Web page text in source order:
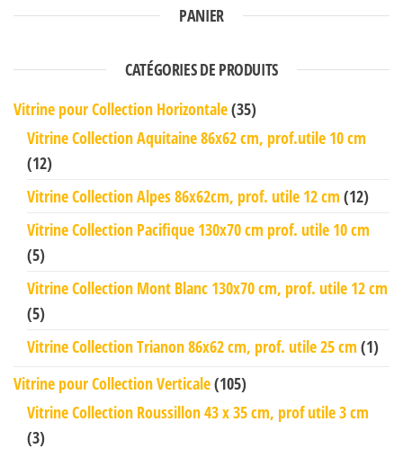
PANIER
CATÉGORIES DE PRODUITS
Vitrine pour Collection Horizontale(35)
Vitrine Collection Aquitaine 86x62 cm, prof.utile 10 cm
(12)
Vitrine Collection Alpes 86x62cm, prof. utile 12 cm (12)
Vitrine Collection Pacifique 130x70 cm prof. utile 10 cm
(5)
Vitrine Collection Mont Blanc 130x70 cm, prof. utile 12 cm
(5)
Vitrine Collection Trianon 86x62 cm, prof. utile 25 cm (1)
Vitrine pour Collection Verticale(105)
Vitrine Collection Roussillon 43 x 35 cm, prof utile 3 cm
(3)